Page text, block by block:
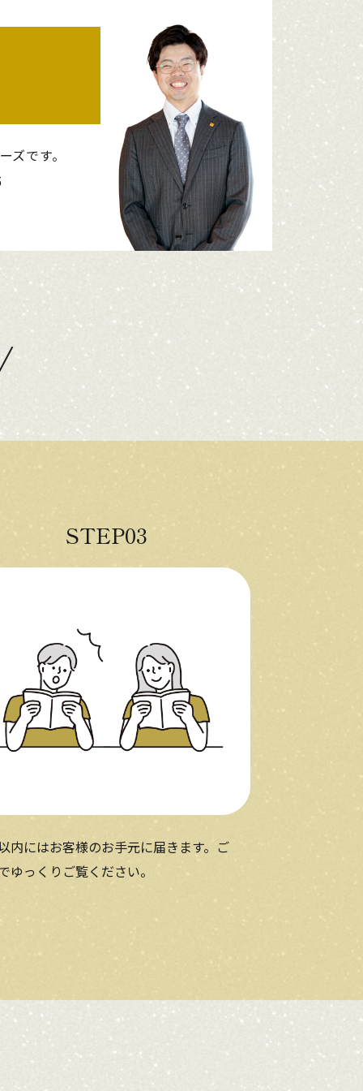
です。
STEP03
内にはお客様のお⼿元に届きます。ご
ゆっくりご覧ください。